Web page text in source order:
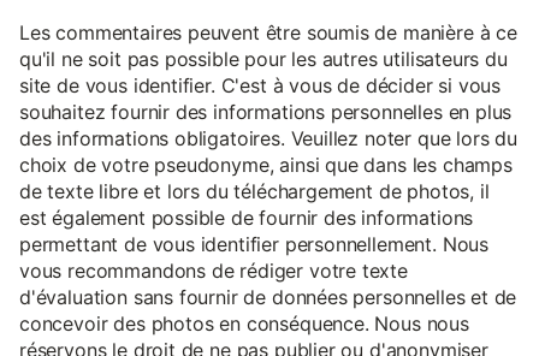
Les commentaires peuvent être soumis de manière à ce
qu'il ne soit pas possible pour les autres utilisateurs du
site de vous identifier. C'est à vous de décider si vous
souhaitez fournir des informations personnelles en plus
des informations obligatoires. Veuillez noter que lors du
choix de votre pseudonyme, ainsi que dans les champs
de texte libre et lors du téléchargement de photos, il
est également possible de fournir des informations
permettant de vous identifier personnellement. Nous
vous recommandons de rédiger votre texte
d'évaluation sans fournir de données personnelles et de
concevoir des photos en conséquence. Nous nous
réservons le droit de ne pas publier ou d'anonymiser